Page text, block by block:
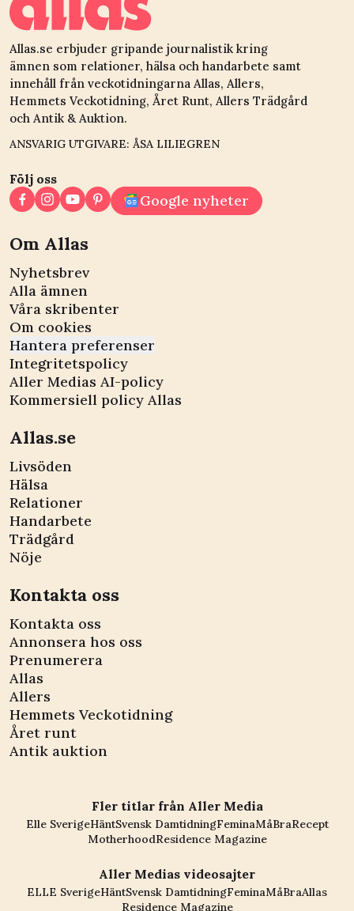
Allas.se erbjuder gripande journalistik kring
ämnen som relationer, hälsa och handarbete samt
innehåll från veckotidningarna Allas, Allers,
Hemmets Veckotidning, Året Runt, Allers Trädgård
och Antik & Auktion.
ANSVARIG UTGIVARE: ÅSA LILIEGREN
Följ oss
Google nyheter
Om Allas
Nyhetsbrev
Alla ämnen
Våra skribenter
Om cookies
Hantera preferenser
Integritetspolicy
Aller Medias AI-policy
Kommersiell policy Allas
Allas.se
Livsöden
Hälsa
Relationer
Handarbete
Trädgård
Nöje
Kontakta oss
Kontakta oss
Annonsera hos oss
Prenumerera
Allas
Allers
Hemmets Veckotidning
Året runt
Antik auktion
Fler titlar från Aller Media
Elle SverigeHäntSvensk DamtidningFeminaMåBraRecept
MotherhoodResidence Magazine
Aller Medias videosajter
ELLE SverigeHäntSvensk DamtidningFeminaMåBraAllas
Residence Magazine